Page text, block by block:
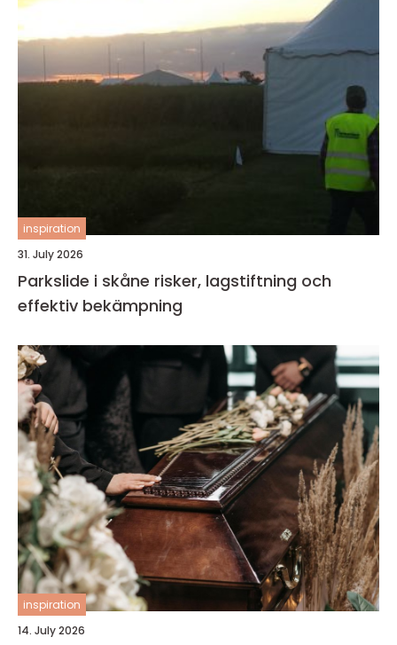
inspiration
31. July 2026
Parkslide i skåne risker, lagstiftning och
effektiv bekämpning
inspiration
14. July 2026